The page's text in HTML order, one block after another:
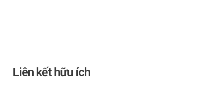
Liên kết hữu ích